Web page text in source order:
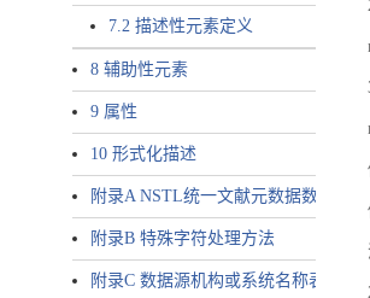
7.2 描述性元素定义
8 辅助性元素
9 属性
10 形式化描述
附录A NSTL统一文献元数据数据唯一
附录B 特殊字符处理方法
附录C 数据源机构或系统名称表